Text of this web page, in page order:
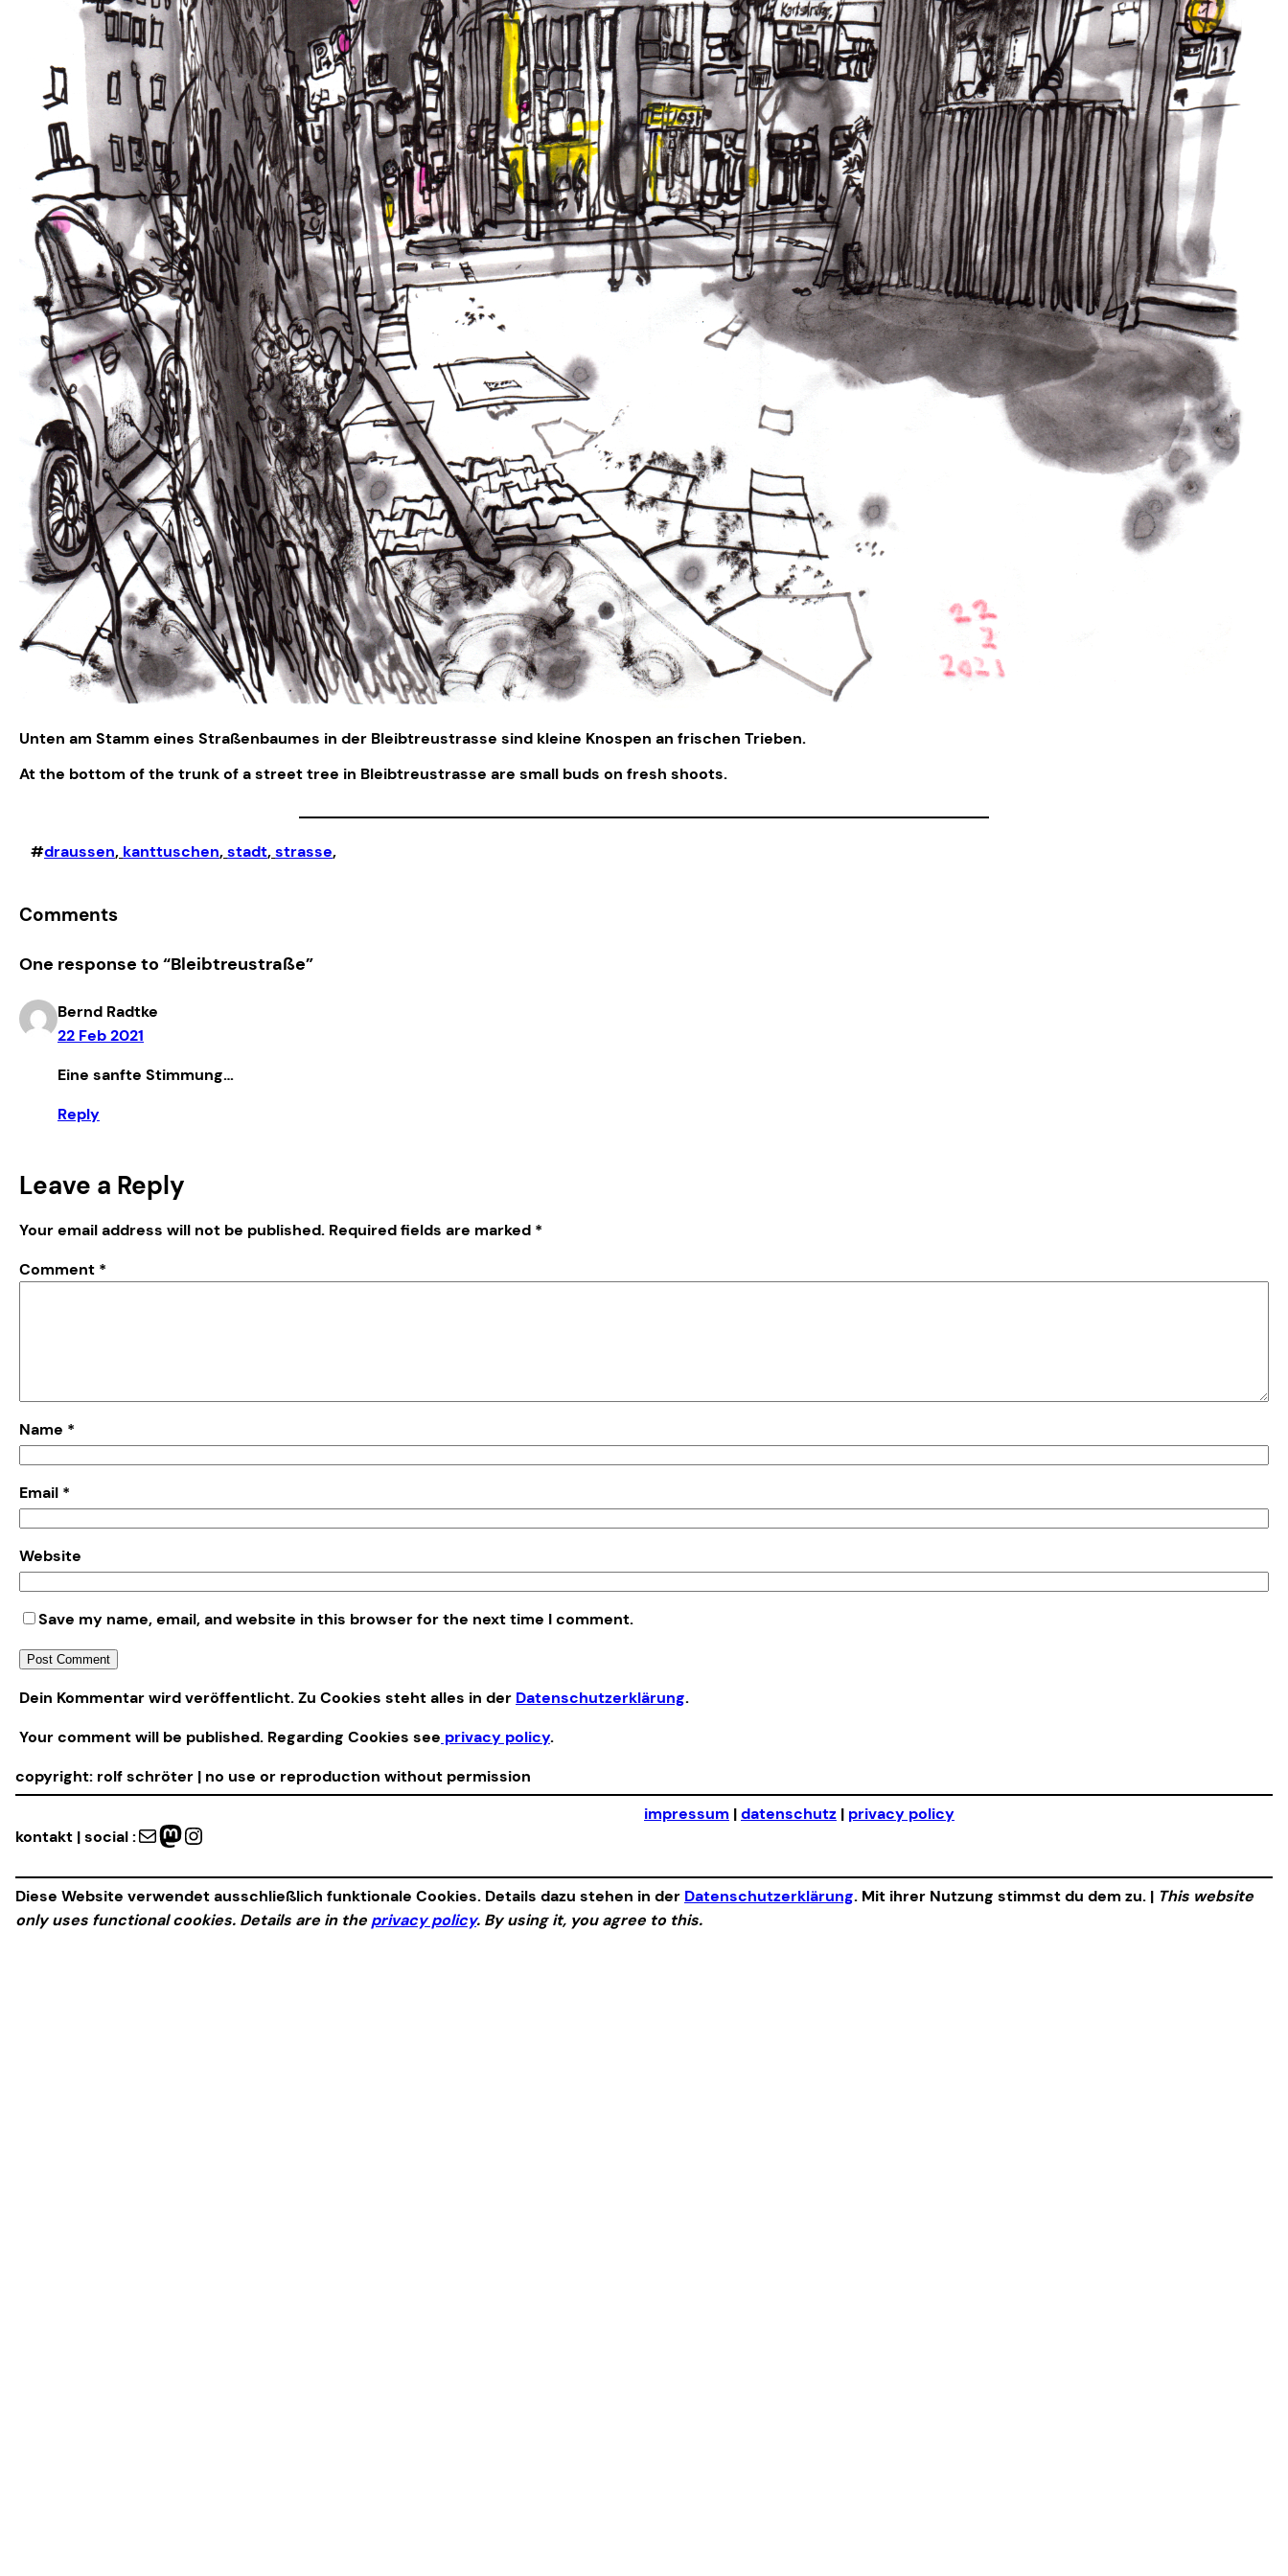
Unten am Stamm eines Straßenbaumes in der Bleibtreustrasse sind kleine Knospen an frischen Trieben.
At the bottom of the trunk of a street tree in Bleibtreustrasse are small buds on fresh shoots.
#draussen, kanttuschen, stadt, strasse,
Comments
One response to “Bleibtreustraße”
Bernd Radtke
22 Feb 2021
Eine sanfte Stimmung…
Reply
Leave a Reply
Your email address will not be published. Required fields are marked *
Comment *
Name *
Email *
Website
Save my name, email, and website in this browser for the next time I comment.
Alternative:
Dein Kommentar wird veröffentlicht. Zu Cookies steht alles in der Datenschutzerklärung.
Your comment will be published. Regarding Cookies see privacy policy.
copyright: rolf schröter | no use or reproduction without permission
kontakt | social :Mail Mastodon Instagram
impressum |datenschutz | privacy policy
Diese Website verwendet ausschließlich funktionale Cookies. Details dazu stehen in der Datenschutzerklärung. Mit ihrer Nutzung stimmst du dem zu. | This website
only uses functional cookies. Details are in the privacy policy. By using it, you agree to this.